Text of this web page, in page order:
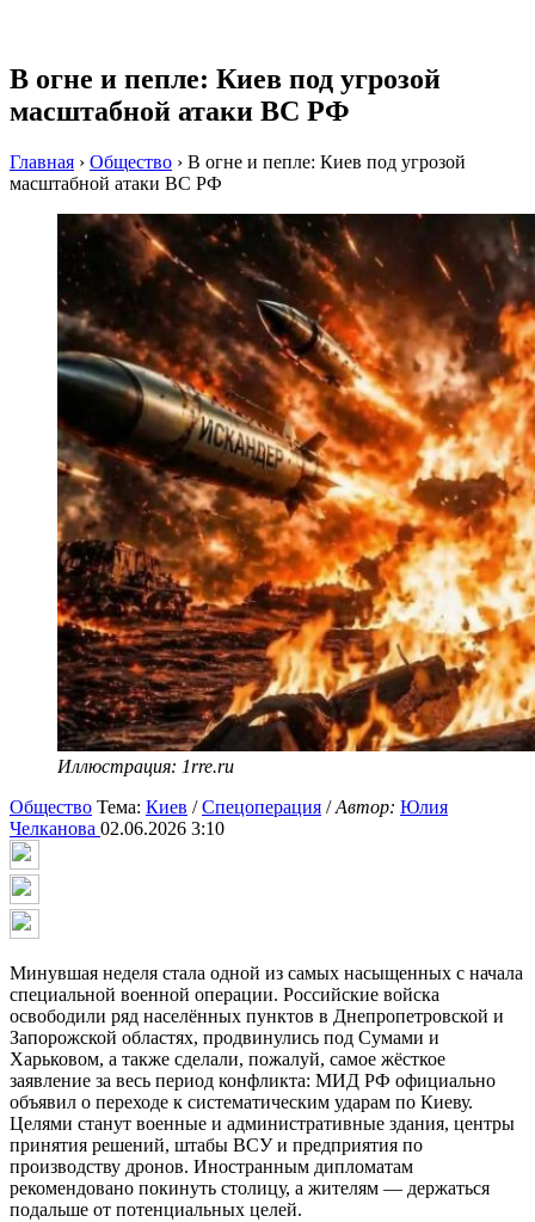
В огне и пепле: Киев под угрозой
масштабной атаки ВС РФ
Главная › Общество › В огне и пепле: Киев под угрозой
масштабной атаки ВС РФ
Иллюстрация: 1rre.ru
Общество Тема: Киев /Спецоперация /Автор: Юлия
Челканова 02.06.2026 3:10
Минувшая неделя стала одной из самых насыщенных с начала
специальной военной операции. Российские войска
освободили ряд населённых пунктов в Днепропетровской и
Запорожской областях, продвинулись под Сумами и
Харьковом, а также сделали, пожалуй, самое жёсткое
заявление за весь период конфликта: МИД РФ официально
объявил о переходе к систематическим ударам по Киеву.
Целями станут военные и административные здания, центры
принятия решений, штабы ВСУ и предприятия по
производству дронов. Иностранным дипломатам
рекомендовано покинуть столицу, а жителям — держаться
подальше от потенциальных целей.